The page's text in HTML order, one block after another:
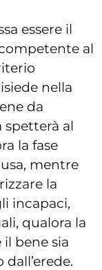
essere il
al
nella
da
spetterà al
la fase
mentre
la
incapaci,
qualora la
il bene sia